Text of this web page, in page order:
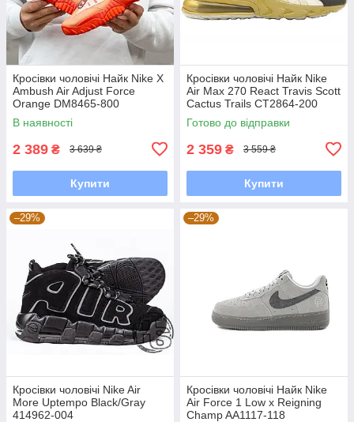
Кросівки чоловічі Найк Nike X
Ambush Air Adjust Force
Orange DM8465-800
В наявності
2 389 ₴ 3 639 ₴
Купити
Кросівки чоловічі Найк Nike
Air Max 270 React Travis Scott
Cactus Trails CT2864-200
Готово до відправки
2 359 ₴ 3 559 ₴
Купити
–29%
Кросівки чоловічі Nike Air
More Uptempo Black/Gray
414962-004
–29%
Кросівки чоловічі Найк Nike
Air Force 1 Low x Reigning
Champ AA1117-118